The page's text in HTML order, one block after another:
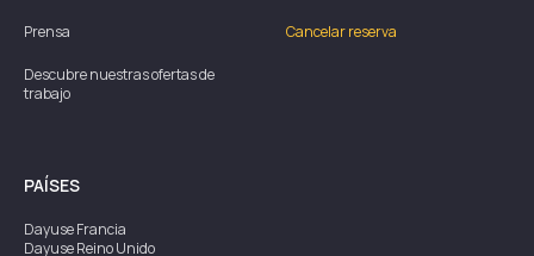
Prensa
Descubre nuestras ofertas de
trabajo
Cancelar reserva
PAÍSES
DayuseFrancia
DayuseReino Unido